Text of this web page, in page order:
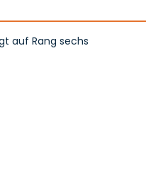
auf Rang sechs